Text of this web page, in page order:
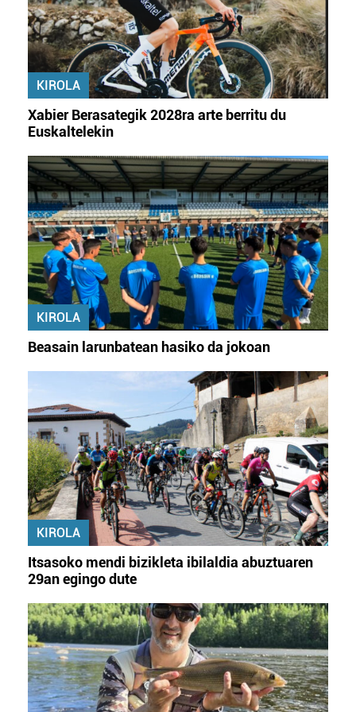
baliatzen gara. Ohar hau onartuz gero, teknologia hori
erabiltzeko baimen esplizitua ematen diguzu.Gehiago
irakurri
KIROLA
Xabier Berasategik 2028ra arte berritu du
Euskaltelekin
KIROLA
Beasain larunbatean hasiko da jokoan
KIROLA
Itsasoko mendi bizikleta ibilaldia abuztuaren
29an egingo dute